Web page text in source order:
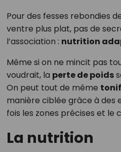
Pour des fesses rebondies
ventre plus plat, pas de
l’association : nutrition
Même si on ne mincit pas
voudrait, la perte de poids
On peut tout de même
manière ciblée grâce à des
fois les zones précises et le
La nutrition